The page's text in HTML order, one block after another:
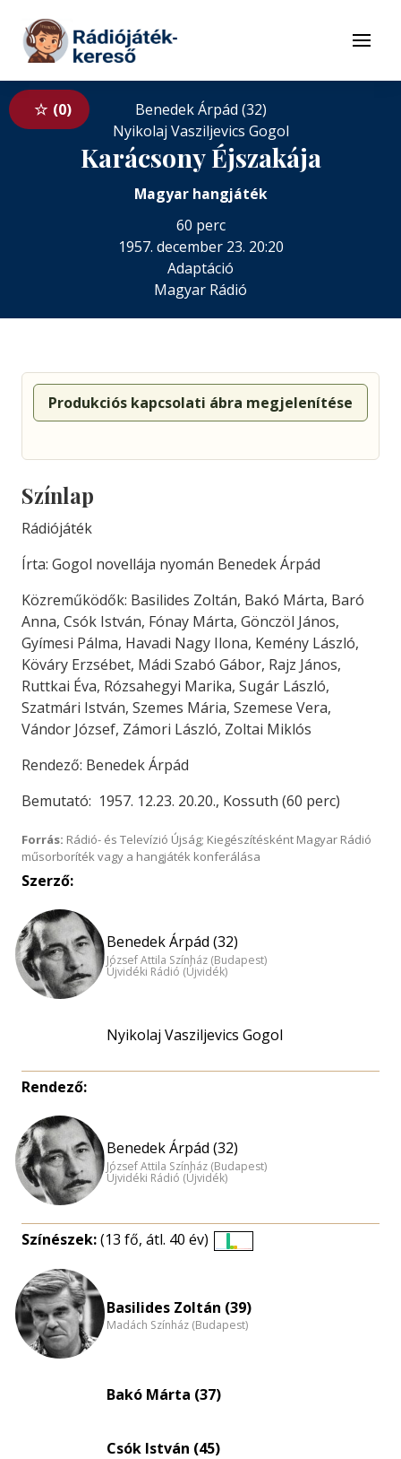
Tovább a tartalomhoz
Menü
0
Benedek Árpád (32)
Nyikolaj Vasziljevics Gogol
Karácsony Éjszakája
Magyar hangjáték
60 perc
1957. december 23. 20:20
Adaptáció
Magyar Rádió
Produkciós kapcsolati ábra megjelenítése
Színlap
Rádiójáték
Írta: Gogol novellája nyomán Benedek Árpád
Közreműködők: Basilides Zoltán, Bakó Márta, Baró
Anna, Csók István, Fónay Márta, Gönczöl János,
Gyímesi Pálma, Havadi Nagy Ilona, Kemény László,
Köváry Erzsébet, Mádi Szabó Gábor, Rajz János,
Ruttkai Éva, Rózsahegyi Marika, Sugár László,
Szatmári István, Szemes Mária, Szemese Vera,
Vándor József, Zámori László, Zoltai Miklós
Rendező: Benedek Árpád
Bemutató: 1957. 12.23. 20.20., Kossuth (60 perc)
Forrás: Rádió- és Televízió Újság; Kiegészítésként Magyar Rádió
műsorboríték vagy a hangjáték konferálása
Szerző:
Benedek Árpád (32)
József Attila Színház (Budapest)
Újvidéki Rádió (Újvidék)
Nyikolaj Vasziljevics Gogol
Rendező:
Benedek Árpád (32)
József Attila Színház (Budapest)
Újvidéki Rádió (Újvidék)
Színészek:(13 fő, átl. 40 év)
nagyítása
Basilides Zoltán (39)
Madách Színház (Budapest)
Bakó Márta (37)
Csók István (45)